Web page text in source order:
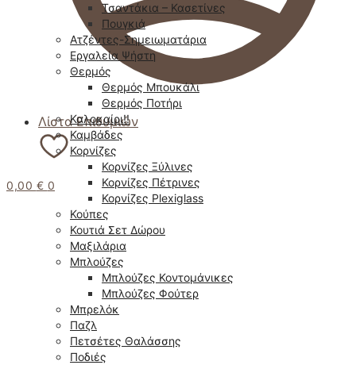
Λίστα Επιθυμιών
0,00 € 0
Τσαντάκια – Κασετίνες
Πουγκιά
Ατζέντες-Σημειωματάρια
Εργαλεία Ψήστη
Θερμός
Θερμός Μπουκάλι
Θερμός Ποτήρι
Καλοκαίρι!!
Καμβάδες
Κορνίζες
Κορνίζες Ξύλινες
Κορνίζες Πέτρινες
Κορνίζες Plexiglass
Κούπες
Κουτιά Σετ Δώρου
Μαξιλάρια
Μπλούζες
Μπλούζες Κοντομάνικες
Μπλούζες Φούτερ
Μπρελόκ
Παζλ
Πετσέτες Θαλάσσης
Ποδιές